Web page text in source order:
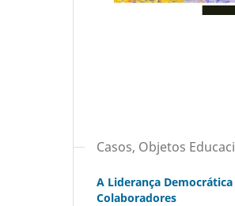
Casos, Objetos
A Liderança
Colaboradores